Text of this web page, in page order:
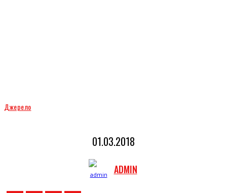
Джерело
01.03.2018
ADMIN